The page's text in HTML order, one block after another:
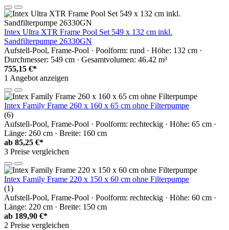
Intex Ultra XTR Frame Pool Set 549 x 132 cm inkl.
Sandfilterpumpe 26330GN
Aufstell-Pool, Frame-Pool · Poolform: rund · Höhe: 132 cm ·
Durchmesser: 549 cm · Gesamtvolumen: 46.42 m³
755,15 €*
1 Angebot anzeigen
Intex Family Frame 260 x 160 x 65 cm ohne Filterpumpe
(6)
Aufstell-Pool, Frame-Pool · Poolform: rechteckig · Höhe: 65 cm ·
Länge: 260 cm · Breite: 160 cm
ab 85,25 €*
3 Preise vergleichen
Intex Family Frame 220 x 150 x 60 cm ohne Filterpumpe
(1)
Aufstell-Pool, Frame-Pool · Poolform: rechteckig · Höhe: 60 cm ·
Länge: 220 cm · Breite: 150 cm
ab 189,90 €*
2 Preise vergleichen